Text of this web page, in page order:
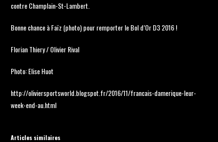
contre Champlain-St-Lambert.
Bonne chance à Faïz (photo) pour remporter le Bol d’Or D3 2016 !
Florian Thiery / Olivier Rival
Photo: Elise Huot
http://oliviersportsworld.blogspot.fr/2016/11/francais-damerique-leur-
week-end-au.html
Articles similaires